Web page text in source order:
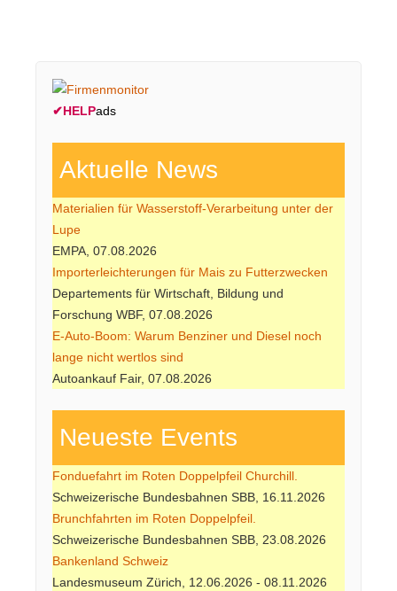
✔HELPads
Aktuelle News
Materialien für Wasserstoff-Verarbeitung unter der
Lupe
EMPA, 07.08.2026
Importerleichterungen für Mais zu Futterzwecken
Departements für Wirtschaft, Bildung und
Forschung WBF, 07.08.2026
E-Auto-Boom: Warum Benziner und Diesel noch
lange nicht wertlos sind
Autoankauf Fair, 07.08.2026
Neueste Events
Fonduefahrt im Roten Doppelpfeil Churchill.
Schweizerische Bundesbahnen SBB, 16.11.2026
Brunchfahrten im Roten Doppelpfeil.
Schweizerische Bundesbahnen SBB, 23.08.2026
Bankenland Schweiz
Landesmuseum Zürich, 12.06.2026 - 08.11.2026